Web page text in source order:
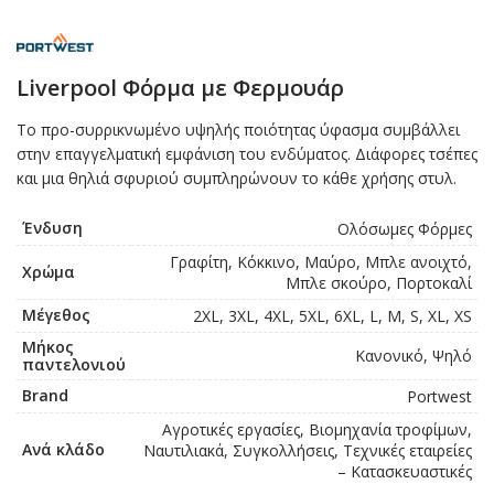
Liverpool Φόρμα με Φερμουάρ
Το προ-συρρικνωμένο υψηλής ποιότητας ύφασμα συμβάλλει
στην επαγγελματική εμφάνιση του ενδύματος. Διάφορες τσέπες
και μια θηλιά σφυριού συμπληρώνουν το κάθε χρήσης στυλ.
Ένδυση Ολόσωμες Φόρμες
Χρώμα
Γραφίτη, Κόκκινο, Μαύρο, Μπλε ανοιχτό,
Μπλε σκούρο, Πορτοκαλί
Μέγεθος
2XL, 3XL, 4XL, 5XL, 6XL, L, M, S, XL, XS
Μήκος
παντελονιού
Κανονικό, Ψηλό
Brand
Portwest
Ανά κλάδο
Αγροτικές εργασίες, Βιομηχανία τροφίμων,
Ναυτιλιακά, Συγκολλήσεις, Τεχνικές εταιρείες
– Κατασκευαστικές